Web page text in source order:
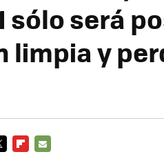
sólo será
limpia y